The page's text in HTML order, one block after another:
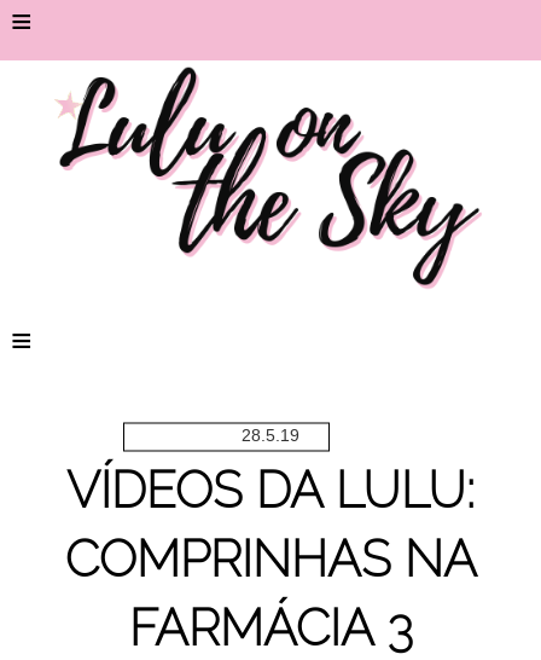
≡
≡
28.5.19
VÍDEOS DA LULU:
COMPRINHAS NA
FARMÁCIA 3